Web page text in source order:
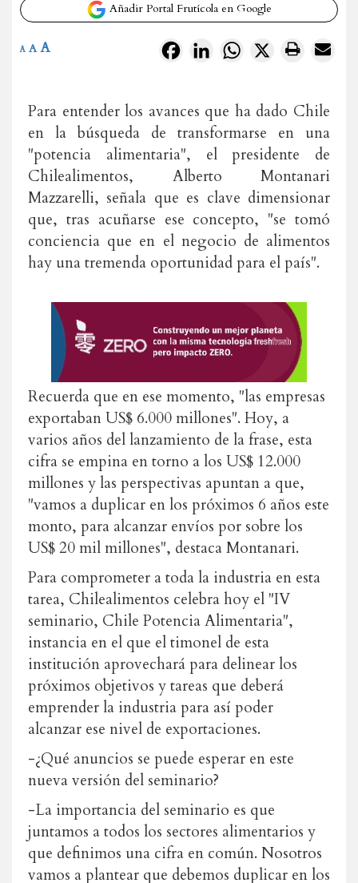
Añadir Portal Frutícola en Google
FacebookLinkedInWhatsApp
X
A A A
Para entender los avances que ha dado Chile
en la búsqueda de transformarse en una
"potencia alimentaria", el presidente de
Chilealimentos, Alberto Montanari
Mazzarelli, señala que es clave dimensionar
que, tras acuñarse ese concepto, "se tomó
conciencia que en el negocio de alimentos
hay una tremenda oportunidad para el país".
Recuerda que en ese momento, "las empresas
exportaban US$ 6.000 millones". Hoy, a
varios años del lanzamiento de la frase, esta
cifra se empina en torno a los US$ 12.000
millones y las perspectivas apuntan a que,
"vamos a duplicar en los próximos 6 años este
monto, para alcanzar envíos por sobre los
US$ 20 mil millones", destaca Montanari.
Para comprometer a toda la industria en esta
tarea, Chilealimentos celebra hoy el "IV
seminario, Chile Potencia Alimentaria",
instancia en el que el timonel de esta
institución aprovechará para delinear los
próximos objetivos y tareas que deberá
emprender la industria para así poder
alcanzar ese nivel de exportaciones.
-¿Qué anuncios se puede esperar en este
nueva versión del seminario?
-La importancia del seminario es que
juntamos a todos los sectores alimentarios y
que definimos una cifra en común. Nosotros
vamos a plantear que debemos duplicar en los